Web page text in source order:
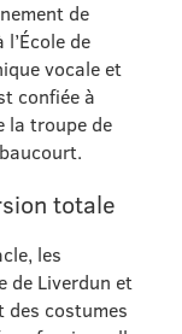
de
de
vocale et
confiée à
la troupe de
totale
les
de Liverdun et
des costumes